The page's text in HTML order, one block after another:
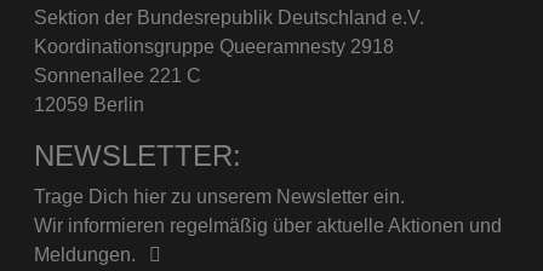
Sektion der Bundesrepublik Deutschland e.V.
Koordinationsgruppe Queeramnesty 2918
Sonnenallee 221 C
12059 Berlin
NEWSLETTER:
Trage Dich hier zu unserem Newsletter ein.
Wir informieren regelmäßig über aktuelle Aktionen und
Meldungen.